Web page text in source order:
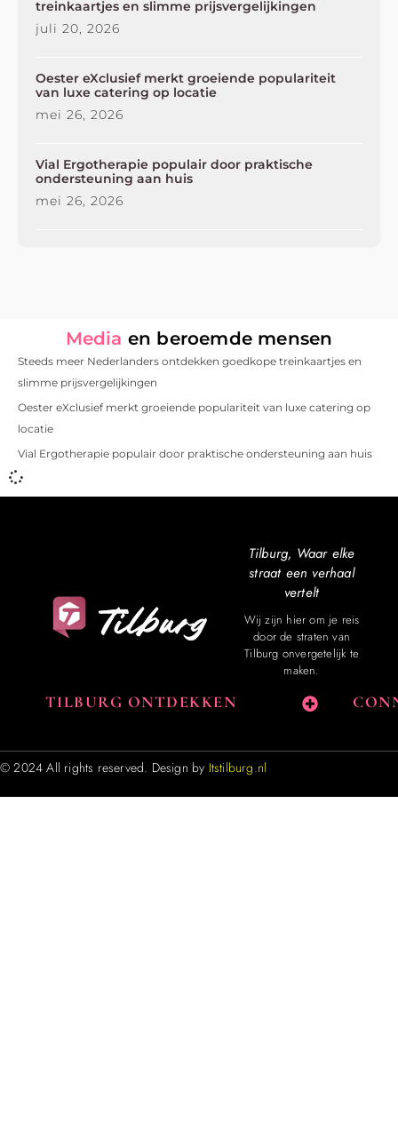
treinkaartjes en slimme prijsvergelijkingen
juli 20, 2026
Oester eXclusief merkt groeiende populariteit
van luxe catering op locatie
mei 26, 2026
Vial Ergotherapie populair door praktische
ondersteuning aan huis
mei 26, 2026
Media en beroemde mensen
Steeds meer Nederlanders ontdekken goedkope treinkaartjes en
slimme prijsvergelijkingen
Oester eXclusief merkt groeiende populariteit van luxe catering op
locatie
Vial Ergotherapie populair door praktische ondersteuning aan huis
TILBURG ONTDEKKEN
Tilburg, Waar elke
straat een verhaal
vertelt
Wij zijn hier om je reis
door de straten van
Tilburg onvergetelijk te
maken.
© 2024 All rights reserved. Design by Itstilburg.nl